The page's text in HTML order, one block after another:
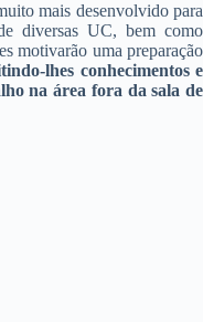
mais desenvolvido para
diversas UC, bem como
motivarão uma preparação
lhes conhecimentos e
na área fora da sala de